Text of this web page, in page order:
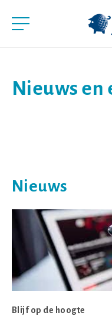
Nieuws en
Nieuws
Blijf op de hoogte